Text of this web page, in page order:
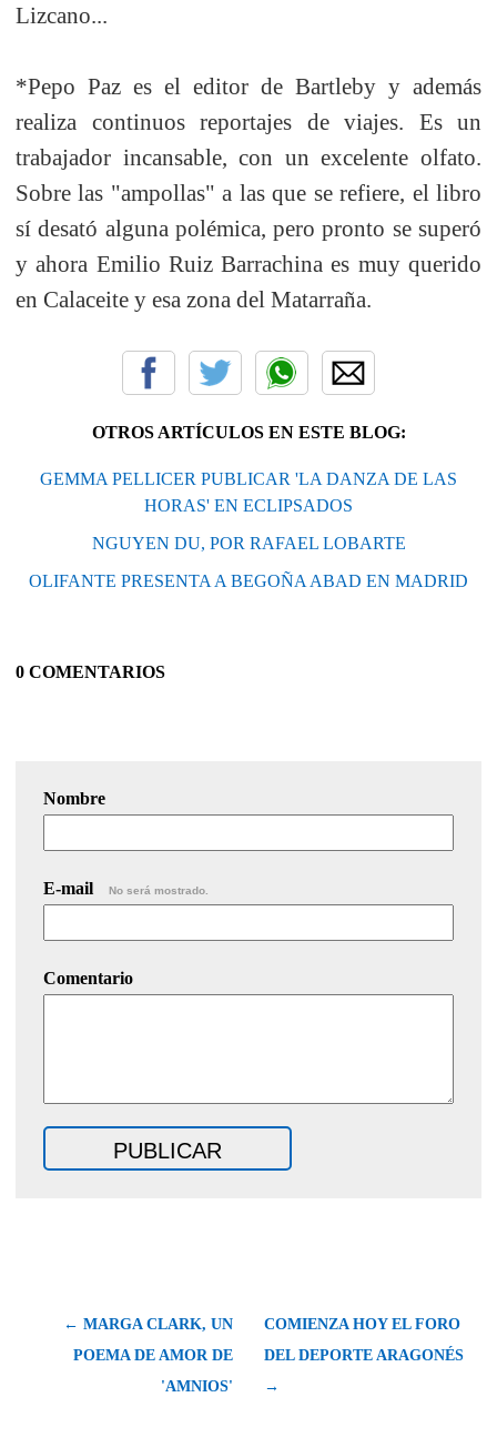
Lizcano...
*Pepo Paz es el editor de Bartleby y además
realiza continuos reportajes de viajes. Es un
trabajador incansable, con un excelente olfato.
Sobre las "ampollas" a las que se refiere, el libro
sí desató alguna polémica, pero pronto se superó
y ahora Emilio Ruiz Barrachina es muy querido
en Calaceite y esa zona del Matarraña.
OTROS ARTÍCULOS EN ESTE BLOG:
GEMMA PELLICER PUBLICAR 'LA DANZA DE LAS
HORAS' EN ECLIPSADOS
NGUYEN DU, POR RAFAEL LOBARTE
OLIFANTE PRESENTA A BEGOÑA ABAD EN MADRID
0 COMENTARIOS
Nombre
E-mail No será mostrado.
Comentario
← MARGA CLARK, UN
POEMA DE AMOR DE
'AMNIOS'
COMIENZA HOY EL FORO
DEL DEPORTE ARAGONÉS
→